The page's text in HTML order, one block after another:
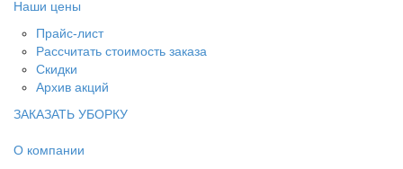
Наши цены
Прайс-лист
Рассчитать стоимость заказа
Скидки
Архив акций
ЗАКАЗАТЬ УБОРКУ
О компании